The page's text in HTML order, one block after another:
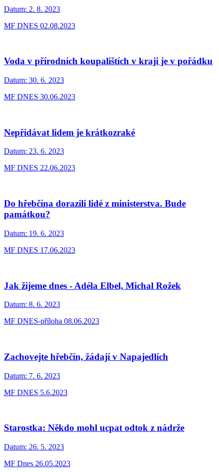
Datum: 2. 8. 2023
MF DNES 02.08.2023
Voda v přírodních koupalištích v kraji je v pořádku
Datum: 30. 6. 2023
MF DNES 30.06.2023
Nepřidávat lidem je krátkozraké
Datum: 23. 6. 2023
MF DNES 22.06.2023
Do hřebčína dorazili lidé z ministerstva. Bude
památkou?
Datum: 19. 6. 2023
MF DNES 17.06.2023
Jak žijeme dnes - Adéla Elbel, Michal Rožek
Datum: 8. 6. 2023
MF DNES-příloha 08.06.2023
Zachovejte hřebčín, žádají v Napajedlích
Datum: 7. 6. 2023
MF DNES 5.6.2023
Starostka: Někdo mohl ucpat odtok z nádrže
Datum: 26. 5. 2023
MF Dnes 26.05.2023